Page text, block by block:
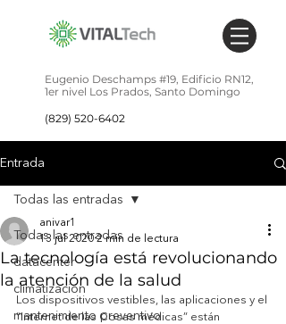
Eugenio Deschamps #19, Edificio RN12,
1er nivel Los Prados, Santo Domingo
(829) 520-6402
Entrada
Todas las entradas
datacenter
climatización
mantenimiento preventivo
Todas las entradas
La tecnología está revolucionando
la atención de la salud
anivar1
13 jul 2020 2 min de lectura
Los dispositivos vestibles, las aplicaciones y el
“Internet de las Cosas médicas” están